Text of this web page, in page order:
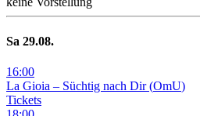
Sa 29.08.
16:00
La Gioia – Süchtig nach Dir (OmU)
Tickets